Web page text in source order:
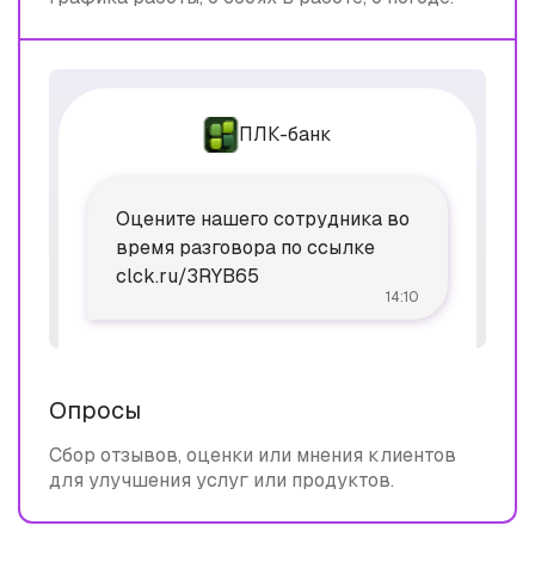
ПЛК-банк
Оцените нашего сотрудника во
время разговора по ссылке
clck.ru/3RYB65
14:10
Опросы
Сбор отзывов, оценки или мнения клиентов
для улучшения услуг или продуктов.